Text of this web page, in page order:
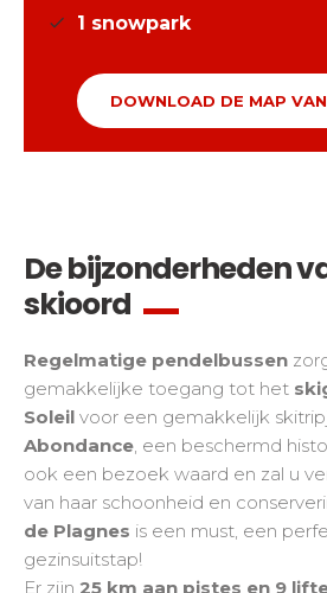
1 snowpark
DOWNLOAD DE MAP
De bijzonderheden
skioord
Regelmatige pendelbussen
gemakkelijke toegang tot het
Soleil voor een gemakkelijk
Abondance , een beschermd
ook een bezoek waard en zal u
van haar schoonheid en
de Plagnes is een must, een
gezinsuitstap!
Er zijn 25 km aan pistes en 9